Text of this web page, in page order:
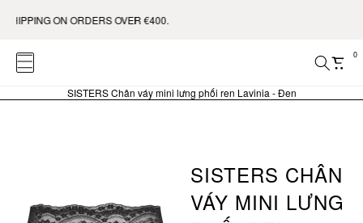
ON ORDERS OVER €400.
0
SISTERS Chân váy mini lưng phối ren Lavinia - Đen
SISTERS CHÂN
VÁY MINI LƯNG